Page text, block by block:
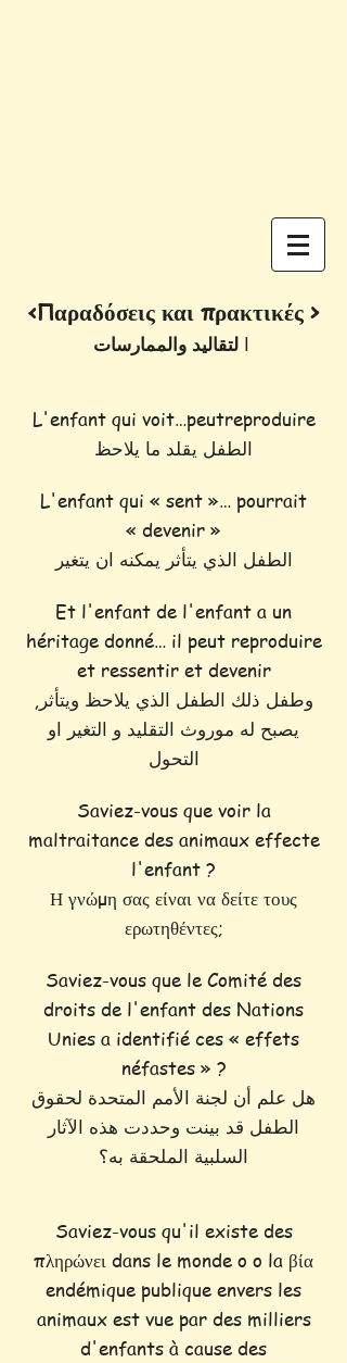
<Παραδόσεις και πρακτικές >
ا
L'enfant qui voit…peutreproduire
الطفل يقلد ما يلاحظ
L'enfant qui « sent »… pourrait
« devenir »
الطفل الذي يتأثر يمكنه ان يتغير
Et l'enfant de l'enfant a un
héritage donné… il peut reproduire
et ressentir et devenir
وطفل ذلك الطفل الذي يلاحظ ويتأثر,
يصبح له موروث التقليد و التغير او
التحول
Saviez-vous que voir la
maltraitance des animaux effecte
l'enfant ?
Η γνώμη σας είναι να δείτε τους
ερωτηθέντες;
Saviez-vous que le Comité des
droits de l'enfant des Nations
Unies a identifié ces « effets
néfastes » ?
هل علم أن لجنة الأمم المتحدة لحقوق
الطفل قد بينت وحددت هذه الآثار
السلبية الملحقة به؟
Saviez-vous qu'il existe des
πληρώνει dans le monde o o la βία
endémique publique envers les
animaux est vue par des milliers
d'enfants à cause des